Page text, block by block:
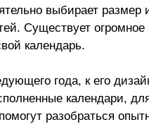
выбирает размер
Существует огромное
календарь.
года, к его
календари,
разобраться